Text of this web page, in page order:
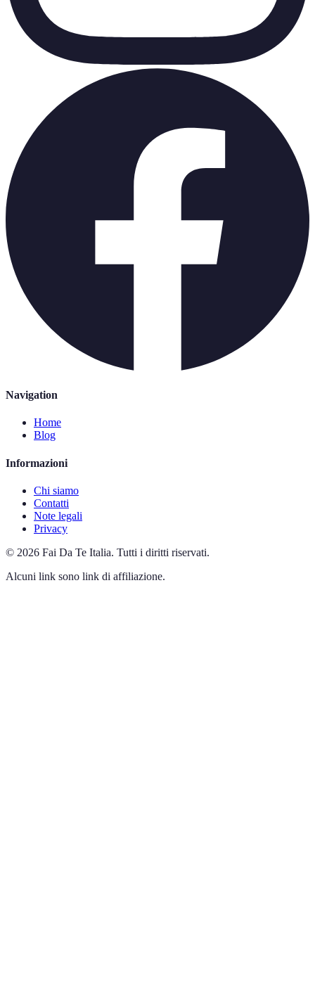
Navigation
Home
Blog
Informazioni
Chi siamo
Contatti
Note legali
Privacy
© 2026 Fai Da Te Italia. Tutti i diritti riservati.
Alcuni link sono link di affiliazione.